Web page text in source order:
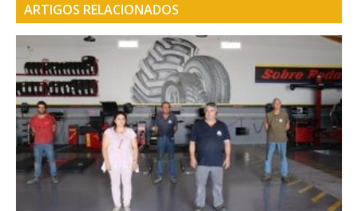
ARTIGOS RELACIONADOS